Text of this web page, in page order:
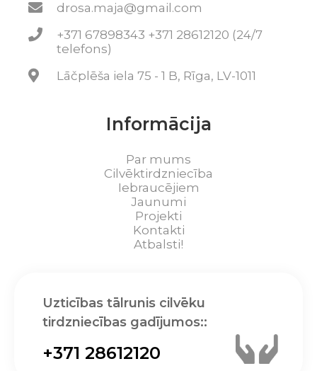
drosa.maja@gmail.com
+371 67898343 +371 28612120 (24/7
telefons)
Lāčplēša iela 75 - 1 B, Rīga, LV-1011
Informācija
Par mums
Cilvēktirdzniecība
Iebraucējiem
Jaunumi
Projekti
Kontakti
Atbalsti!
Uzticības tālrunis cilvēku
tirdzniecības gadījumos::
+371 28612120